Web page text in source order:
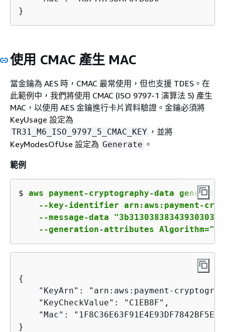
}
使用 CMAC 產生 MAC
當金鑰為 AES 時，CMAC 最常使用，但也支援 TDES。在
此範例中，我們將使用 CMAC (ISO 9797-1 演算法 5) 產生
MAC，以使用 AES 金鑰進行卡片資料驗證。金鑰必須將
KeyUsage 設定為
TR31_M6_ISO_9797_5_CMAC_KEY ，並將
KeyModesOfUse 設定為 Generate 。
範例
$ aws payment-cryptography-data
--key-identifier arn:aws:payment-
--message-data
--generation-attributes
{
"KeyArn": "arn:aws:payment-
    "KeyCheckValue": "C1EB8F",
"Mac":
}